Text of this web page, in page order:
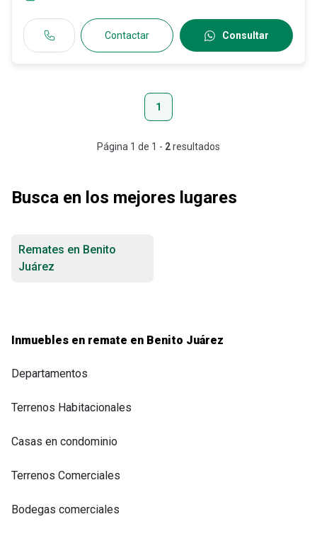
Contactar Consultar
1
Página 1 de 1 - 2resultados
Busca en los mejores lugares
Remates en Benito
Juárez
Inmuebles en remate en Benito Juárez
Departamentos
Terrenos Habitacionales
Casas en condominio
Terrenos Comerciales
Bodegas comerciales